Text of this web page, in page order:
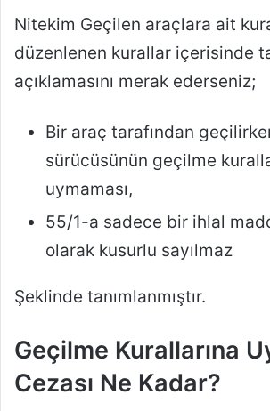
Nitekim Geçilen araçlara ait
düzenlenen kurallar içerisinde
açıklamasını merak ederseniz;
Bir araç tarafından
sürücüsünün geçilme
uymaması,
55/1-a sadece bir ihlal
olarak kusurlu sayılmaz
Şeklinde tanımlanmıştır.
Geçilme Kurallarına
Cezası Ne Kadar?